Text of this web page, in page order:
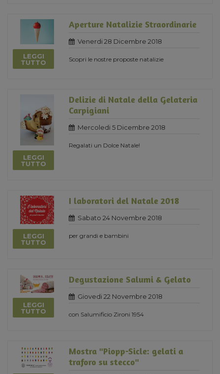
LEGGI
TUTTO
Aperture Natalizie Straordinarie
Venerdi 28 Dicembre 2018
Scopri le nostre proposte natalizie
LEGGI
TUTTO
Delizie di Natale della Gelateria
Carpigiani
Mercoledi 5 Dicembre 2018
Regalati un Dolce Natale!
LEGGI
TUTTO
I laboratori del Natale 2018
Sabato 24 Novembre 2018
per grandi e bambini
LEGGI
TUTTO
Degustazione Salumi & Gelato
Giovedi 22 Novembre 2018
con Salumificio Zironi 1954
Mostra "Piopp-Sicle: gelati a
traforo su stecco"